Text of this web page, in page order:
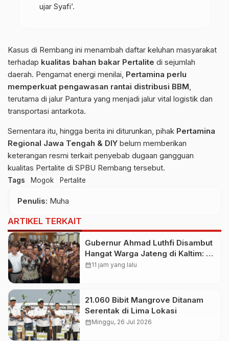
ujar Syafi’.
Kasus di Rembang ini menambah daftar keluhan masyarakat
terhadap kualitas bahan bakar Pertalite di sejumlah
daerah. Pengamat energi menilai, Pertamina perlu
memperkuat pengawasan rantai distribusi BBM,
terutama di jalur Pantura yang menjadi jalur vital logistik dan
transportasi antarkota.
Sementara itu, hingga berita ini diturunkan, pihak Pertamina
Regional Jawa Tengah & DIY belum memberikan
keterangan resmi terkait penyebab dugaan gangguan
kualitas Pertalite di SPBU Rembang tersebut.
Tags Mogok Pertalite
Penulis: Muha
ARTIKEL TERKAIT
Gubernur Ahmad Luthfi Disambut
Hangat Warga Jateng di Kaltim: Di
Mana Bumi Dipijak, Di Situ Langit
calendar_month11 jam yang lalu
21.060 Bibit Mangrove Ditanam
Serentak di Lima Lokasi
calendar_monthMinggu, 26 Jul 2026